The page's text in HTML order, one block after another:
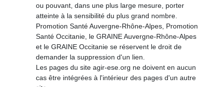
ou pouvant, dans une plus large mesure, porter
atteinte à la sensibilité du plus grand nombre.
Promotion Santé Auvergne-Rhône-Alpes, Promotion
Santé Occitanie, le GRAINE Auvergne-Rhône-Alpes
et le GRAINE Occitanie se réservent le droit de
demander la suppression d'un lien.
Les pages du site agir-ese.org ne doivent en aucun
cas être intégrées à l'intérieur des pages d'un autre